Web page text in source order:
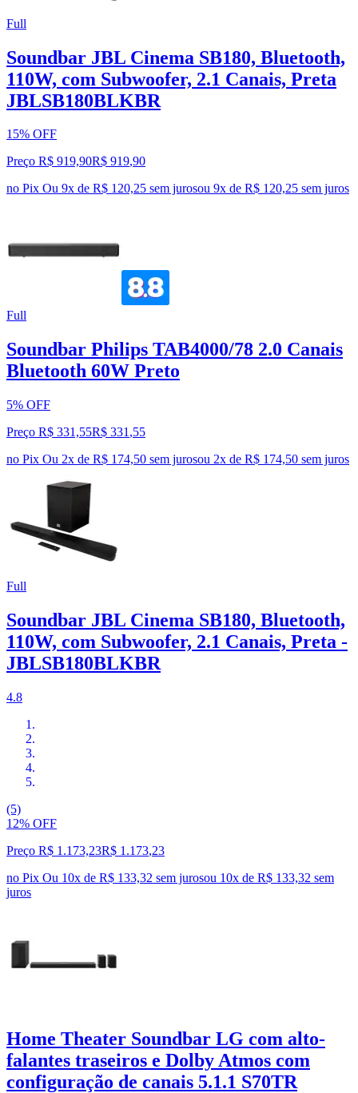
Full
Soundbar JBL Cinema SB180, Bluetooth,
110W, com Subwoofer, 2.1 Canais, Preta
JBLSB180BLKBR
15% OFF
Preço R$ 919,90R$ 919,90
no Pix Ou 9x de R$ 120,25 sem jurosou 9x de R$ 120,25 sem juros
Full
Soundbar Philips TAB4000/78 2.0 Canais
Bluetooth 60W Preto
5% OFF
Preço R$ 331,55R$ 331 ,55
no Pix Ou 2x de R$ 174,50 sem jurosou 2x de R$ 174,50 sem juros
Full
Soundbar JBL Cinema SB180, Bluetooth,
110W, com Subwoofer, 2.1 Canais, Preta -
JBLSB180BLKBR
4.8
(5)
12% OFF
Preço R$ 1.173,23R$ 1.173,23
no Pix Ou 10x de R$ 133,32 sem jurosou 10x de R$ 133,32 sem
juros
Home Theater Soundbar LG com alto-
falantes traseiros e Dolby Atmos com
configuração de canais 5.1.1 S70TR